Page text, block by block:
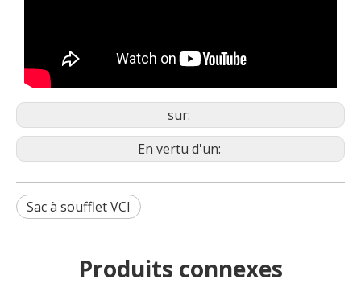
sur:
En vertu d'un:
Sac à soufflet VCI
Produits connexes